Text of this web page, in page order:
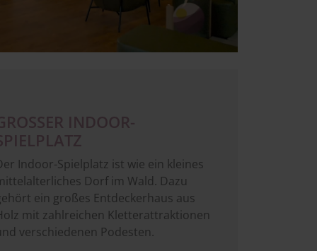
INDOOR-S
Indoor-Spielplatz ist wie ein kleines
Dorf im Wald. Dazu
ein großes Entdeckerhaus aus
mit zahlreichen Kletterattraktionen
verschiedenen Podesten.